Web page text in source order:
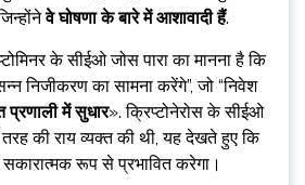
वे घोषणा के बारे में आशावादी हैं.
के सीईओ जोस पारा का मानना ​​​​है कि
निजीकरण का सामना करेंगे”, जो “निवेश
प्रणाली में सुधार». क्रिप्टोनेरोस के सीईओ
की राय व्यक्त की थी, यह देखते हुए कि
रूप से प्रभावित करेगा।